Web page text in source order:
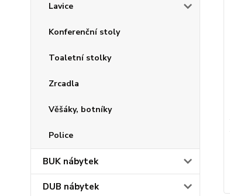
Lavice
Konferenční stoly
Toaletní stolky
Zrcadla
Věšáky, botníky
Police
BUK nábytek
DUB nábytek